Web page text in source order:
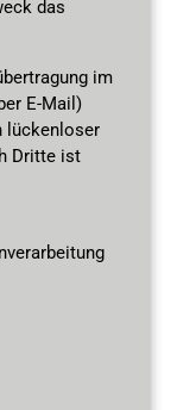
das
im
E-Mail)
lückenloser
Dritte ist